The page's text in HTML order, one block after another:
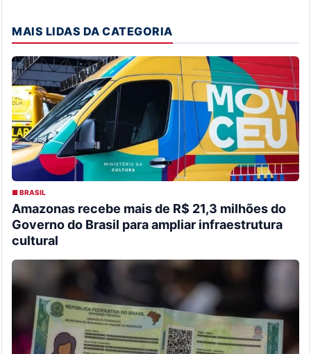
MAIS LIDAS DA CATEGORIA
■ BRASIL
Amazonas recebe mais de R$ 21,3 milhões do
Governo do Brasil para ampliar infraestrutura
cultural